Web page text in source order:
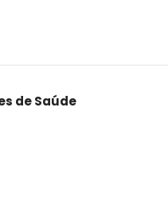
de Saúde